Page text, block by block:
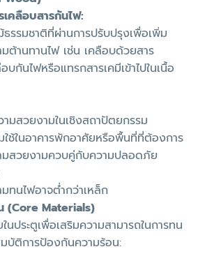
เคลือบสารกันไฟ:
ธรรมชาติที่ผ่านการปรับปรุงเพื่อเพิ่ม
มต้านทานไฟ เช่น เคลือบด้วยสาร
บกันไฟหรือแทรกสารเคมีเข้าไปในเนื้อ
ามสวยงามในเชิงสถาปัตยกรรม
ใช้ในอาคารพักอาศัยหรือพื้นที่ที่ต้องการ
มสวยงามควบคู่กับความปลอดภัย
มทนไฟอาจต่ำกว่าเหล็ก
(Core Materials)
นประตูเพื่อเสริมความสามารถในการทน
บัติการป้องกันความร้อน: